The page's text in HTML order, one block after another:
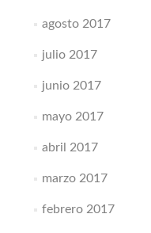
agosto 2017
julio 2017
junio 2017
mayo 2017
abril 2017
marzo 2017
febrero 2017